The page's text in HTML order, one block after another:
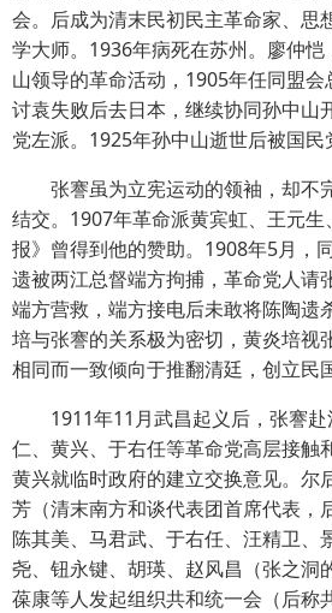
会。后成为清末民初民主革命家、思
学大师。1936年病死在苏州。廖仲
山领导的革命活动，1905年任同盟
讨袁失败后去日本，继续协同孙中山
党左派。1925年孙中山逝世后被国民
张謇虽为立宪运动的领袖，却不
结交。1907年革命派黄宾虹、王元生
报》曾得到他的赞助。1908年5月，
遗被两江总督端方拘捕，革命党人请
端方营救，端方接电后未敢将陈陶遗
培与张謇的关系极为密切，黄炎培视
相同而一致倾向于推翻清廷，创立民
1911年11月武昌起义后，张謇赴
仁、黄兴、于右任等革命党高层接触
黄兴就临时政府的建立交换意见。尔
芳（清末南方和谈代表团首席代表，
陈其美、马君武、于右任、汪精卫、
尧、钮永键、胡瑛、赵风昌（张之洞
葆康等人发起组织共和统一会（后称